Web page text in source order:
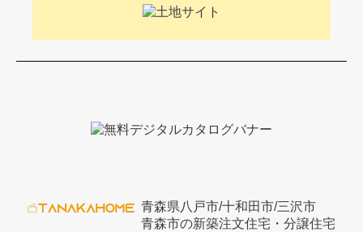
青森県八戸市/十和田市/三沢市
青森市の新築注文住宅・分譲住宅